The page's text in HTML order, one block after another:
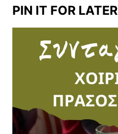
PIN IT FOR LATER